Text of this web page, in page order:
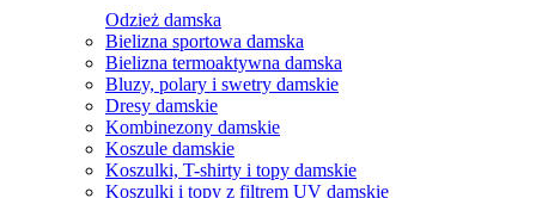
Odzież damska
Bielizna sportowa damska
Bielizna termoaktywna damska
Bluzy, polary i swetry damskie
Dresy damskie
Kombinezony damskie
Koszule damskie
Koszulki, T-shirty i topy damskie
Koszulki i topy z filtrem UV damskie